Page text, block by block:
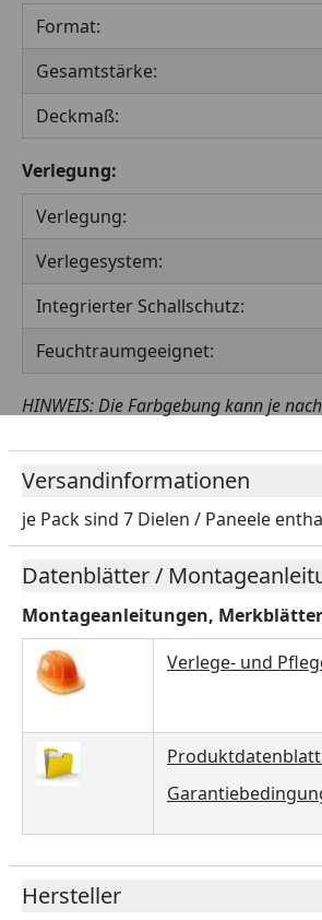
Format:
Gesamtstärke:
Deckmaß:
Verlegung:
Verlegung:
Verlegesystem:
Integrierter Schallschutz:
Feuchtraumgeeignet:
HINWEIS: Die Farbgebung kann je
Versandinformationen
je Pack sind 7 Dielen / Paneele
Datenblätter /
Montageanleitungen,
Verlege- und
Produktdatenblatt
Hersteller